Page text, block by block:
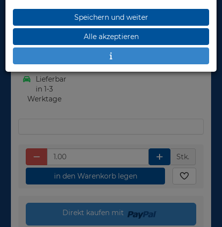
Herstellerpreis: 159,00 €
159,00 €
Lieferbar
in 1-3
Werktage
Stk.
in den Warenkorb legen
Direkt kaufen mit
Speichern und weiter
Alle akzeptieren